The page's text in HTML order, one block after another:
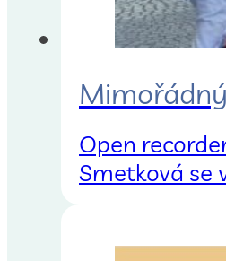
Open
Smetková se